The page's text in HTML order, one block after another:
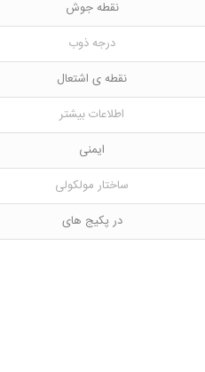
نقطه جوش
درجه ذوب
نقطه ی اشتعال
اطلاعات بیشتر
ایمنی
ساختار مولکولی
در پکیج های